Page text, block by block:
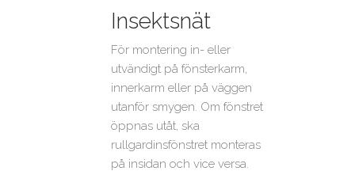
Insektsnät
För montering in- eller
utvändigt på fönsterkarm,
innerkarm eller på väggen
utanför smygen. Om fönstret
öppnas utåt, ska
rullgardinsfönstret monteras
på insidan och vice versa.